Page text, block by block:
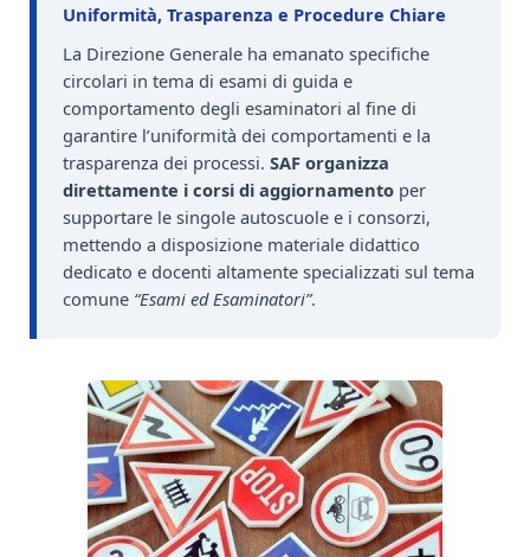
Uniformità, Trasparenza e Procedure Chiare
La Direzione Generale ha emanato specifiche
circolari in tema di esami di guida e
comportamento degli esaminatori al fine di
garantire l’uniformità dei comportamenti e la
trasparenza dei processi. SAF organizza
direttamente i corsi di aggiornamento per
supportare le singole autoscuole e i consorzi,
mettendo a disposizione materiale didattico
dedicato e docenti altamente specializzati sul tema
comune “Esami ed Esaminatori”.